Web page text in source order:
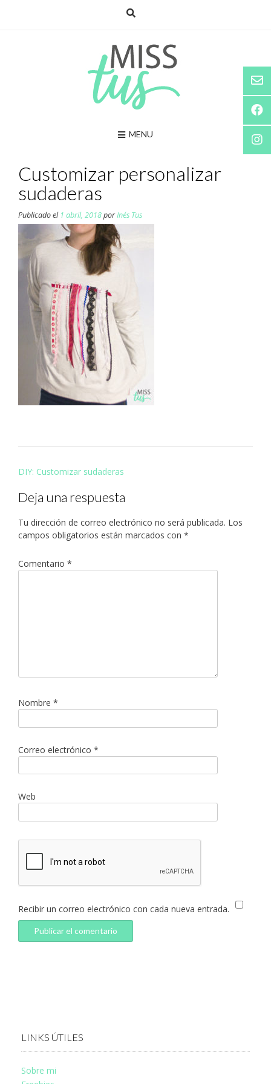
MENU
Customizar personalizar
sudaderas
Publicado el 1 abril, 2018porInés Tus
Navegación
entradas
DIY: Customizar sudaderas
Deja una respuesta
Tu dirección de correo electrónico no será publicada. Los
campos obligatorios están marcados con *
Comentario *
Nombre *
Correo electrónico *
Web
Recibir un correo electrónico con cada nueva entrada.
LINKS ÚTILES
Sobre mi